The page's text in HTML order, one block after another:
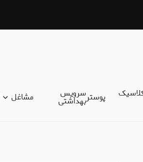
پوسترسرویس
بهداشتی مشاغل